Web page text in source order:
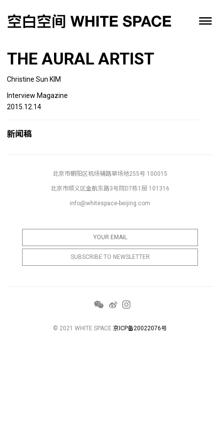
THE AURAL ARTIST
Christine Sun KIM
Interview Magazine
2015.12.14
新闻稿
北京市朝阳区机场辅路草场地255号 100015
北京市顺义区金航东路3号院D7栋1层 101316
info@whitespace-beijing.com
© 2021 WHITE SPACE 京ICP备20022076号